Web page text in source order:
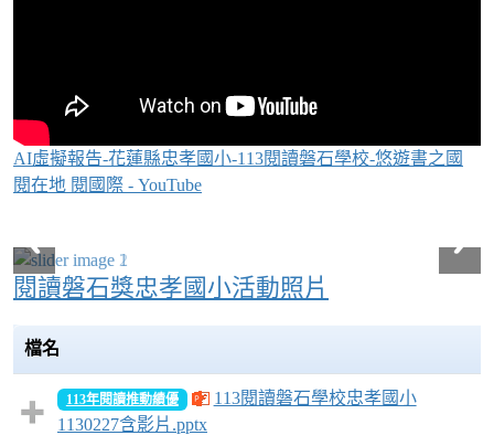
AI虛擬報告-花蓮縣忠孝國小-113閱讀磐石學校-悠遊書之國
閱在地 閱國際 - YouTube
閱讀磐石獎忠孝國小活動照片
檔名
113年閱讀推動績優
113閱讀磐石學校忠孝國小
1130227含影片.pptx